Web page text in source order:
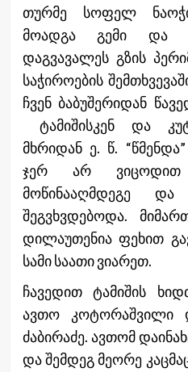
თურმე სოფელ
მოადგა გემი და
დაგვავალეს გზის
საჭიროების
ჩვენ ბაბუშერიდან
ტამიშისკენ და
მხრიდან ე. წ.
ჯერ არ ვიცოდით
მოწინააღმდეგე
შეგვხვდებოდა.
დილაუთენია ფეხით
სამი საათი ვიარეთ.
ჩავედით ტამიშის
ავთო კოტორაშვილი
ძაბირაძე. ავთომ
და შემდეგ მეორე